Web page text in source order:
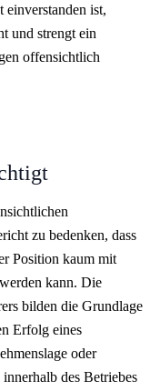
einverstanden ist,
und strengt ein
offensichtlich
zu bedenken, dass
Position kaum mit
kann. Die
bilden die Grundlage
Erfolg eines
oder
des Betriebes